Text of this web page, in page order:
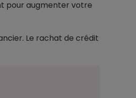
pour augmenter votre
Le rachat de crédit